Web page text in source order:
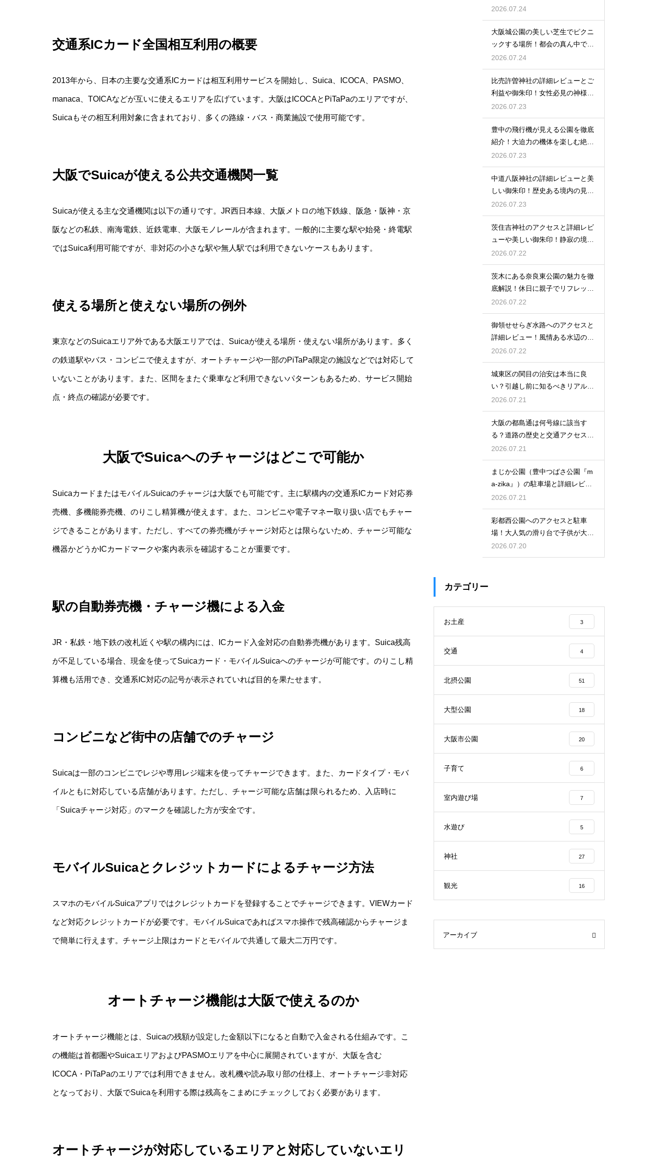
交通系ICカード全国相互利用の概要
2013年から、日本の主要な交通系ICカードは相互利用サービスを開始し、Suica、ICOCA、PASMO、
manaca、TOICAなどが互いに使えるエリアを広げています。大阪はICOCAとPiTaPaのエリアですが、
Suicaもその相互利用対象に含まれており、多くの路線・バス・商業施設で使用可能です。
大阪でSuicaが使える公共交通機関一覧
Suicaが使える主な交通機関は以下の通りです。JR西日本線、大阪メトロの地下鉄線、阪急・阪神・京
阪などの私鉄、南海電鉄、近鉄電車、大阪モノレールが含まれます。一般的に主要な駅や始発・終電駅
ではSuica利用可能ですが、非対応の小さな駅や無人駅では利用できないケースもあります。
使える場所と使えない場所の例外
東京などのSuicaエリア外である大阪エリアでは、Suicaが使える場所・使えない場所があります。多く
の鉄道駅やバス・コンビニで使えますが、オートチャージや一部のPiTaPa限定の施設などでは対応して
いないことがあります。また、区間をまたぐ乗車など利用できないパターンもあるため、サービス開始
点・終点の確認が必要です。
大阪でSuicaへのチャージはどこで可能か
SuicaカードまたはモバイルSuicaのチャージは大阪でも可能です。主に駅構内の交通系ICカード対応券
売機、多機能券売機、のりこし精算機が使えます。また、コンビニや電子マネー取り扱い店でもチャー
ジできることがあります。ただし、すべての券売機がチャージ対応とは限らないため、チャージ可能な
機器かどうかICカードマークや案内表示を確認することが重要です。
駅の自動券売機・チャージ機による入金
JR・私鉄・地下鉄の改札近くや駅の構内には、ICカード入金対応の自動券売機があります。Suica残高
が不足している場合、現金を使ってSuicaカード・モバイルSuicaへのチャージが可能です。のりこし精
算機も活用でき、交通系IC対応の記号が表示されていれば目的を果たせます。
コンビニなど街中の店舗でのチャージ
Suicaは一部のコンビニでレジや専用レジ端末を使ってチャージできます。また、カードタイプ・モバ
イルともに対応している店舗があります。ただし、チャージ可能な店舗は限られるため、入店時に
「Suicaチャージ対応」のマークを確認した方が安全です。
モバイルSuicaとクレジットカードによるチャージ方法
スマホのモバイルSuicaアプリではクレジットカードを登録することでチャージできます。VIEWカード
など対応クレジットカードが必要です。モバイルSuicaであればスマホ操作で残高確認からチャージま
で簡単に行えます。チャージ上限はカードとモバイルで共通して最大二万円です。
オートチャージ機能は大阪で使えるのか
オートチャージ機能とは、Suicaの残額が設定した金額以下になると自動で入金される仕組みです。こ
の機能は首都圏やSuicaエリアおよびPASMOエリアを中心に展開されていますが、大阪を含む
ICOCA・PiTaPaのエリアでは利用できません。改札機や読み取り部の仕様上、オートチャージ非対応
となっており、大阪でSuicaを利用する際は残高をこまめにチェックしておく必要があります。
オートチャージが対応しているエリアと対応していないエリ
ュ
2026.07.24
大阪城公園の美しい芝生でピクニ
ックする場所！都会の真ん中で癒
される
2026.07.24
比売許曽神社の詳細レビューとご
利益や御朱印！女性必見の神様と
は
2026.07.23
豊中の飛行機が見える公園を徹底
紹介！大迫力の機体を楽しむ絶好
場
2026.07.23
中道八阪神社の詳細レビューと美
しい御朱印！歴史ある境内の見所
を
2026.07.23
茨住吉神社のアクセスと詳細レビ
ューや美しい御朱印！静寂の境内
へ
2026.07.22
茨木にある奈良東公園の魅力を徹
底解説！休日に親子でリフレッシ
ュ
2026.07.22
御領せせらぎ水路へのアクセスと
詳細レビュー！風情ある水辺の散
策を
2026.07.22
城東区の関目の治安は本当に良
い？引越し前に知るべきリアルな
実情
2026.07.21
大阪の都島通は何号線に該当す
る？道路の歴史と交通アクセスを
徹底解説
2026.07.21
まじか公園（豊中つばさ公園『m
a-zika』）の駐車場と詳細レビュ
ー！
2026.07.21
彩都西公園へのアクセスと駐車
場！大人気の滑り台で子供が大興
奮の場
2026.07.20
カテゴリー
お土産 3
交通 4
北摂公園 51
大型公園 18
大阪市公園 20
子育て 6
室内遊び場 7
水遊び 5
神社 27
観光 16
アーカイブ